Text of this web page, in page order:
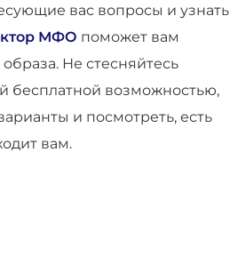
вас вопросы и узнать
МФО поможет вам
Не стесняйтесь
бесплатной возможностью,
и посмотреть, есть
вам.